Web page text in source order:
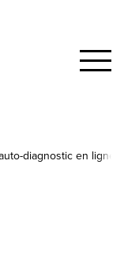
diagnostic en ligne